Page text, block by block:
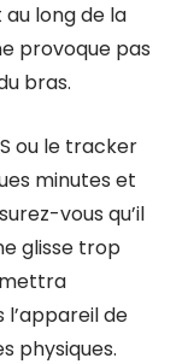
long de la
provoque pas
bras.
ou le tracker
minutes et
vous qu’il
glisse trop
de
physiques.